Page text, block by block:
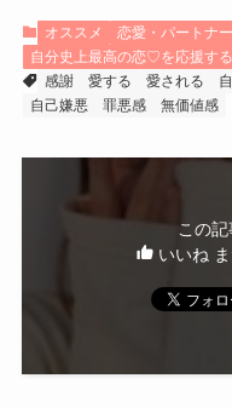
オススメ 恋愛・パートナ
自分史上最高の恋♡を応援する
感謝
愛する 愛される
自己嫌悪
罪悪感 無価値感
この
いいね